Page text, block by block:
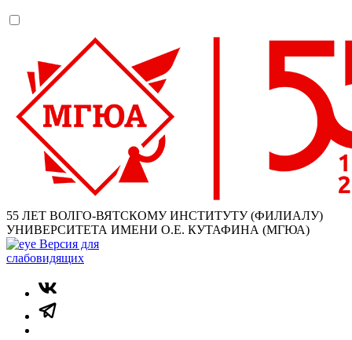
55 ЛЕТ ВОЛГО-ВЯТСКОМУ ИНСТИТУТУ (ФИЛИАЛУ)
УНИВЕРСИТЕТА ИМЕНИ О.Е. КУТАФИНА (МГЮА)
Версия для
слабовидящих